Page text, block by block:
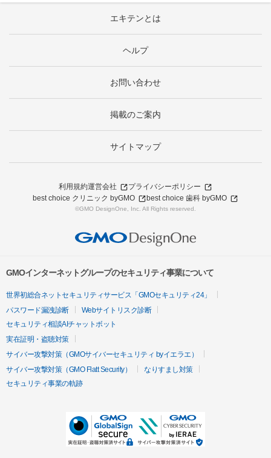
エキテンとは
ヘルプ
お問い合わせ
掲載のご案内
サイトマップ
利用規約運営会社
プライバシーポリシー
best choice クリニック byGMO
best choice 歯科 byGMO
©GMO DesignOne, Inc. All Rights reserved.
GMOインターネットグループのセキュリティ事業について
世界初総合ネットセキュリティサービス「GMOセキュリティ24」
パスワード漏洩診断
Webサイトリスク診断
セキュリティ相談AIチャットボット
実在証明・盗聴対策
サイバー攻撃対策（GMOサイバーセキュリティ byイエラエ）
サイバー攻撃対策（GMO Flatt Security）
なりすまし対策
セキュリティ事業の軌跡